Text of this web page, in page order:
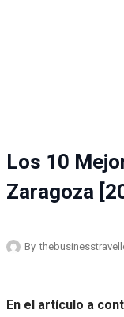
Los 10
Zaragoza
By
En el artículo a